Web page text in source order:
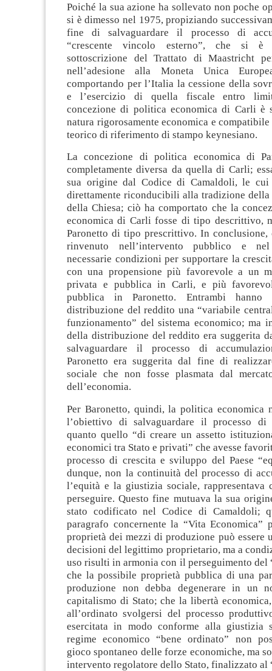
Poiché la sua azione ha sollevato non poche
si è dimesso nel 1975, propiziando
fine di salvaguardare il processo di
“crescente vincolo esterno”, che si è
sottoscrizione del Trattato di Maastricht
nell’adesione alla Moneta Unica
comportando per l’Italia la cessione della
e l’esercizio di quella fiscale entro
concezione di politica economica di Carli è
natura rigorosamente economica e
teorico di riferimento di stampo keynesiano.
La concezione di politica economica di
completamente diversa da quella di Carli;
sua origine dal Codice di Camaldoli, le cui
direttamente riconducibili alla tradizione
della Chiesa; ciò ha comportato che la
economica di Carli fosse di tipo descrittivo,
Paronetto di tipo prescrittivo. In conclusione,
rinvenuto nell’intervento pubblico e
necessarie condizioni per supportare la
con una propensione più favorevole a un
privata e pubblica in Carli, e più
pubblica in Paronetto. Entrambi hanno
distribuzione del reddito una “variabile
funzionamento” del sistema economico; ma
della distribuzione del reddito era suggerita
salvaguardare il processo di
Paronetto era suggerita dal fine di
sociale che non fosse plasmata dal
dell’economia.
Per Baronetto, quindi, la politica economica
l’obiettivo di salvaguardare il processo di
quanto quello “di creare un assetto
economici tra Stato e privati” che avesse
processo di crescita e sviluppo del Paese
dunque, non la continuità del processo di
l’equità e la giustizia sociale, rappresentava
perseguire. Questo fine mutuava la sua
stato codificato nel Codice di Camaldoli;
paragrafo concernente la “Vita Economica”
proprietà dei mezzi di produzione può essere
decisioni del legittimo proprietario, ma a
uso risulti in armonia con il perseguimento del
che la possibile proprietà pubblica di una
produzione non debba degenerare in un
capitalismo di Stato; che la libertà
all’ordinato svolgersi del processo
esercitata in modo conforme alla giustizia
regime economico “bene ordinato” non
gioco spontaneo delle forze economiche, ma
intervento regolatore dello Stato, finalizzato al